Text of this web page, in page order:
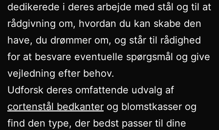
dedikerede i deres arbejde med stål og til at
rådgivning om, hvordan du kan skabe den
have, du drømmer om, og står til rådighed
for at besvare eventuelle spørgsmål og give
vejledning efter behov.
Udforsk deres omfattende udvalg af
cortenstål bedkanter og blomstkasser og
find den type, der bedst passer til dine